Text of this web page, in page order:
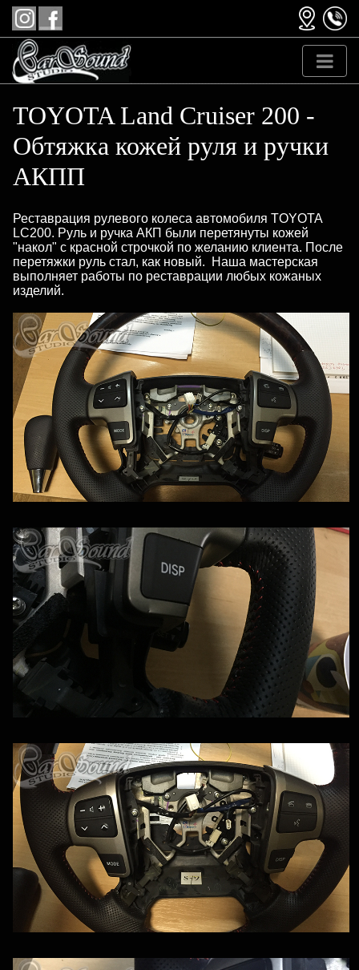
TOYOTA Land Cruiser 200 -
Обтяжка кожей руля и ручки
АКПП
Реставрация рулевого колеса автомобиля TOYOTA
LC200. Руль и ручка АКП были перетянуты кожей
"накол" с красной строчкой по желанию клиента. После
перетяжки руль стал, как новый. Наша мастерская
выполняет работы по реставрации любых кожаных
изделий.